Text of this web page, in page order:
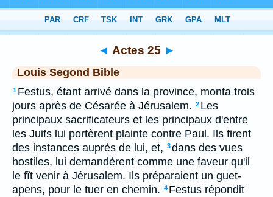
> Actes 25
◄ Actes 25 ►
Louis Segond Bible
1 Festus, étant arrivé dans la province, monta trois
jours après de Césarée à Jérusalem. 2 Les
principaux sacrificateurs et les principaux d'entre
les Juifs lui portèrent plainte contre Paul. Ils firent
des instances auprès de lui, et, 3dans des vues
hostiles, lui demandèrent comme une faveur qu'il
le fît venir à Jérusalem. Ils préparaient un guet-
apens, pour le tuer en chemin. 4 Festus répondit